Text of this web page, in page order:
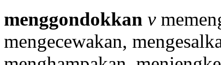
menggondokkan v
mengecewakan,